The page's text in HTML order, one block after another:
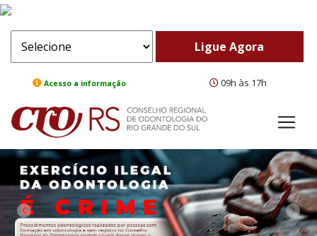
Acesso a informação 09h às 17h
ComeBack